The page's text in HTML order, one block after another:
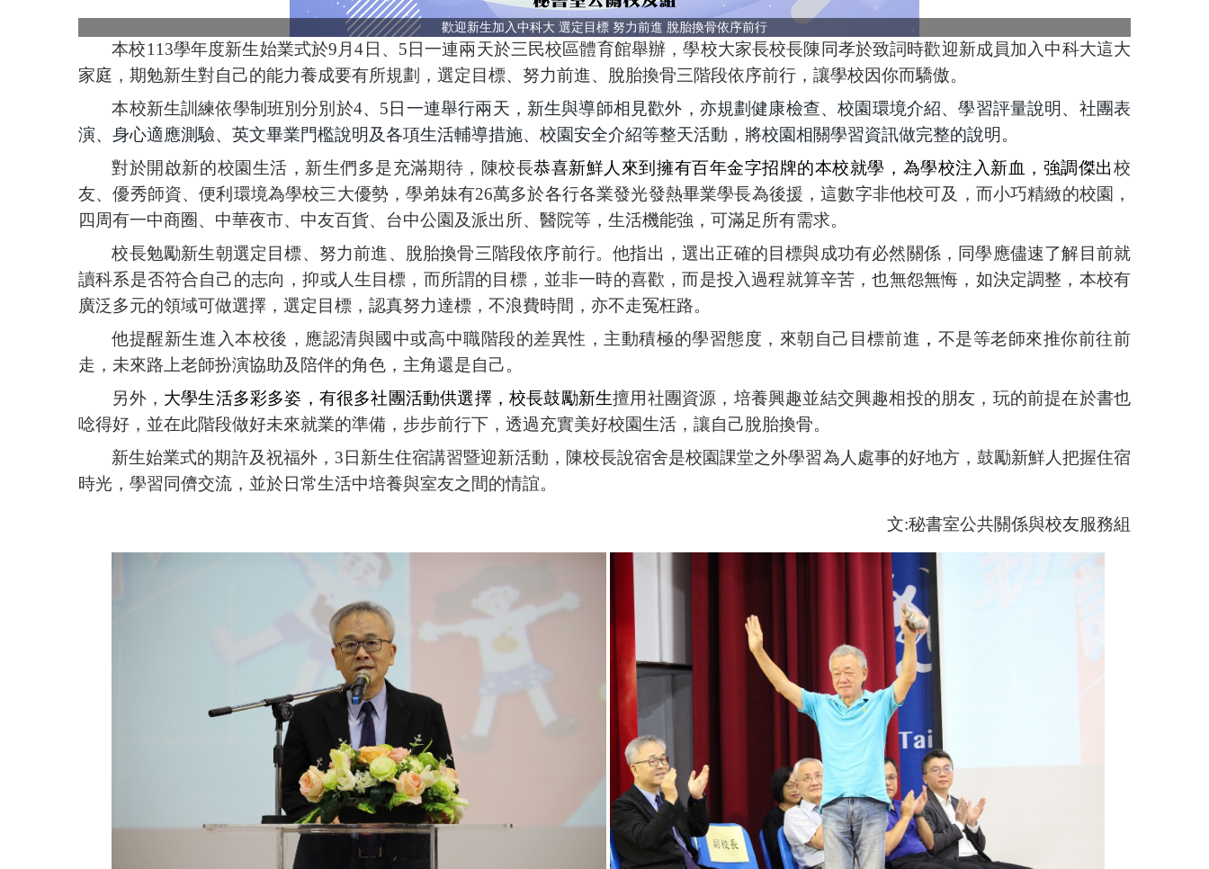
歡迎新生加入中科大 選定目標 努力前進 脫胎換骨依序前行
本校113學年度新生始業式於9 月4 日 、 5 日一連兩天於三民校區體育館舉辦，學校大家長校長陳同孝於致詞時歡迎新成員加入中科大這大
家庭，期勉新生對自己的能力養成要有所規劃，選定目標、 努力前進、 脫胎換骨三階段依序前行，讓學校因你而驕傲。
本校新生訓練依學制班別分別於4、 5 日一連舉行兩天，新生與導師相見歡外，亦規劃健康檢查、校園環境介紹、學習評量說明、社團表
演、身心適應測驗、英文畢業門檻說明及各項生活輔導措施、校園安全介紹等整天活動，將校園相關學習資訊做完整的說明。
對於開啟新的校園生活，新生們多是充滿期待，陳校長恭喜新鮮人來到擁有百年金字招牌的本校就學，為學校注入新血，強調傑出校
友、優秀師資、便利 環境為學校三大優勢，學弟妹有26萬多於各行各業發光發熱畢業學長為後援，這數字非他校可及，而小巧精緻的校園，
四周有一中商圈 、中華夜市、中友百貨、台中公園及派出所、醫院等， 生活機能強，可滿足所有需求。
校長勉勵新生朝選定目標、 努力前進 、
脫胎換骨三階段依序前行。他指出，選出正確的目標與成功有必然關係，同學應儘速了解目前就
讀科系是否符合自己的志向，抑或人生目標，而所謂的目標，並非一時的喜歡，而是投入過程就算辛苦，也無怨無悔，如決定調整，本校有
廣泛多元的領域可做選擇，選定目標，認真努力達標，不浪費時間，亦不走冤枉路。
他提醒新生進入本校後，應認清與國中或高中職階段的差異性，主動積極的學習態度，來朝自己目標前進 ， 不是等老師來推你前往前
走，未來路上老師扮演協助及陪伴的角色，主角還是自己。
另外， 大學生活多彩多姿，有很多社團活動供選擇，校長鼓勵新生擅用社團資源，培養興趣並結交興趣相投的朋友，玩的前提在於書也
唸得好，並在此階段做好未來就業的準備，步步前行下，透過充實美好校園生活，讓自己脫胎換骨。
新生始業式的期許及祝福外， 3 日新生住宿講習暨迎新活動，陳校長說宿舍是校園課堂之外學習為人處事的好地方，鼓勵新鮮人把握住宿
時光，學習同儕交流，並於日常生活中培養與室友之間的情誼。
文:秘書室公共關係與校友服務組